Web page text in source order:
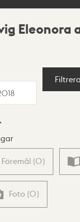
Eleonora
Föremål (0)
Foto (0)